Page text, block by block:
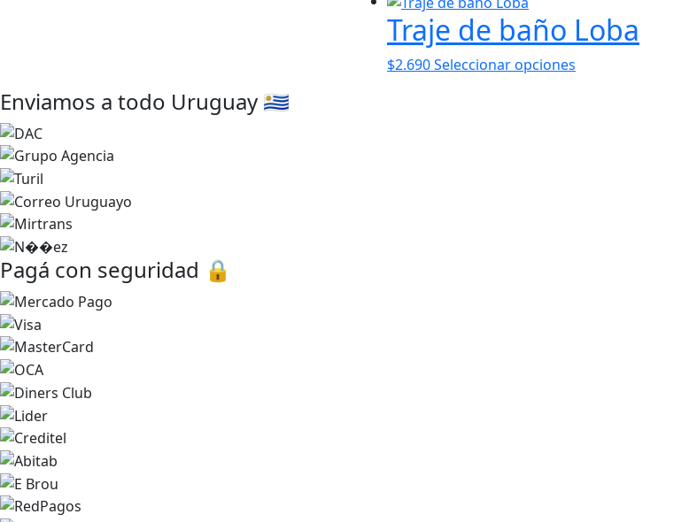
Traje de baño Loba
$2.690Seleccionar opciones
Enviamos a todo Uruguay 🇺🇾
Pagá con seguridad 🔒